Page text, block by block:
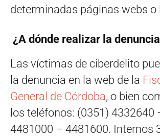
determinadas páginas webs o
¿A dónde realizar la
Las víctimas de ciberdelito
la denuncia en la web de la
General de Córdoba, o bien
los teléfonos: (0351) 4332640
4481000 – 4481600. Internos